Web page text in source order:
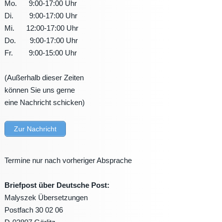
Mo. 9:00-17:00 Uhr
Di. 9:00-17:00 Uhr
Mi. 12:00-17:00 Uhr
Do. 9:00-17:00 Uhr
Fr. 9:00-15:00 Uhr
(Außerhalb dieser Zeiten
können Sie uns gerne
eine Nachricht schicken)
Zur Nachricht
Termine nur nach vorheriger Absprache
Briefpost über Deutsche Post:
Malyszek Übersetzungen
Postfach 30 02 06